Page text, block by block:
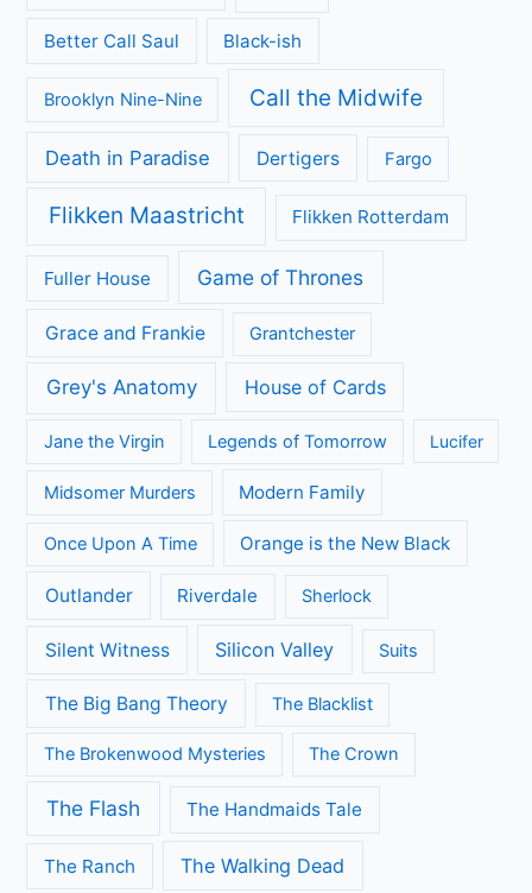
Better Call Saul Black-ish
Brooklyn Nine-Nine Call the Midwife
Death in Paradise Dertigers Fargo
Flikken Maastricht Flikken Rotterdam
Fuller House Game of Thrones
Grace and Frankie Grantchester
Grey's Anatomy House of Cards
Jane the Virgin Legends of Tomorrow Lucifer
Midsomer Murders Modern Family
Once Upon A Time Orange is the New Black
Outlander Riverdale Sherlock
Silent Witness Silicon Valley Suits
The Big Bang Theory The Blacklist
The Brokenwood Mysteries The Crown
The Flash The Handmaids Tale
The Ranch The Walking Dead